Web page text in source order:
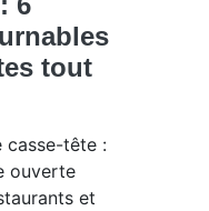
tout
casse-tête :
ouverte
et